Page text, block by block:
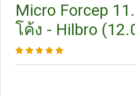
Micro Forcep
โค้ง - Hilbro